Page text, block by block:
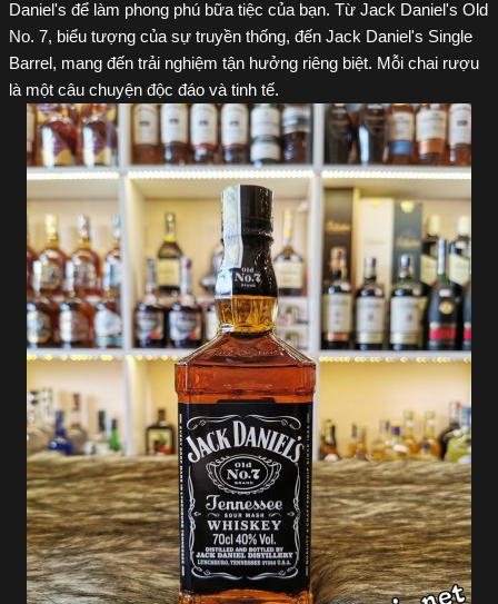
Daniel's để làm phong phú bữa tiệc của bạn. Từ Jack Daniel's Old
No. 7, biểu tượng của sự truyền thống, đến Jack Daniel's Single
Barrel, mang đến trải nghiệm tận hưởng riêng biệt. Mỗi chai rượu
là một câu chuyện độc đáo và tinh tế.